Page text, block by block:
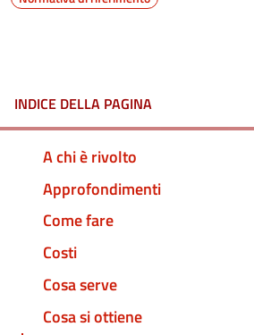
INDICE DELLA PAGINA
A chi è rivolto
Approfondimenti
Come fare
Costi
Cosa serve
Cosa si ottiene